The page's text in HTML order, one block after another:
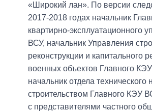
«Широкий лан». По версии
2017-2018 годах начальник
квартирно-эксплуатационного
ВСУ, начальник Управления
реконструкции и капитального
военных объектов Главного
начальник отдела технического
строительством Главного КЭУ
с представителями частного